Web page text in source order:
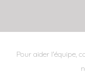
Pour aider l'équipe,